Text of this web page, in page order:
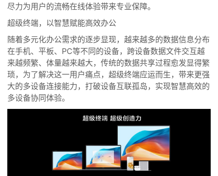
尽力为用户的流畅在线体验带来专业保障。
超级终端，以智慧赋能高效办公
随着多元化办公需求的逐步显现，越来越多的数据信息分布
在手机、平板、PC等不同的设备，跨设备数据文件交互越
来越频繁、体量越来越大，传统的数据共享过程愈发显得繁
琐， 为了解决这一用户痛点，超级终端应运而生，带来更强
大的多设备连接能力，打破设备互联孤岛，实现智慧高效的
多设备协同体验。